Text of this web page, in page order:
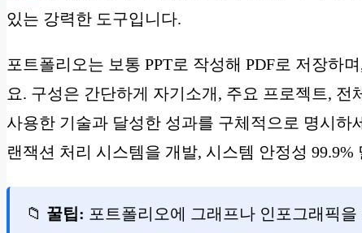
있는 강력한 도구입니다.
포트폴리오는 보통 PPT로 작성해 PDF로 저장하
요. 구성은 간단하게 자기소개, 주요 프로젝트,
사용한 기술과 달성한 성과를 구체적으로 명시하
랜잭션 처리 시스템을 개발, 시스템 안정성 99.9%
📁 꿀팁: 포트폴리오에 그래프나 인포그래픽